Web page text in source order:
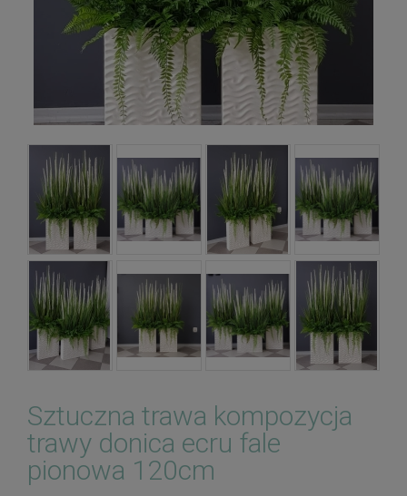
Sztuczna trawa kompozycja
trawy donica ecru fale
pionowa 120cm